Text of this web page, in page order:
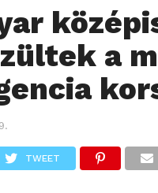
a
TWEET